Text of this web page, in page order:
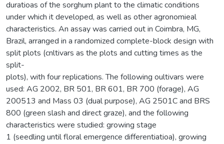
duratioas of the sorghum plant to the climatic conditions
under which it developed, as well as other agronomieal
characteristics. An assay was carried out in Coimbra, MG,
Brazil, arranged in a randomized complete-block design with
split plots (cnltivars as the plots and cutting times as the
split-
plots), with four replications. The following oultivars were
used: AG 2002, BR 501, BR 601, BR 700 (forage), AG
200513 and Mass 03 (dual purpose), AG 2501C and BRS
800 (green slash and direct graze), and the following
characteristics were studied: growing stage
1 (seedling until floral emergence differentiatioa), growing